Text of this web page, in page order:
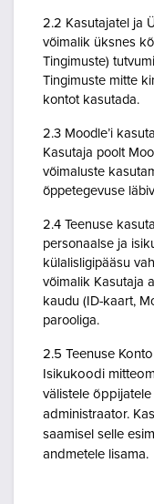
2.2 Kasutajatel ja
võimalik üksnes
Tingimuste)
Tingimuste mitte
kontot kasutada.
2.3 Moodle’i
Kasutaja poolt
võimaluste
õppetegevuse
2.4 Teenuse
personaalse ja
külalisligipääsu
võimalik Kasutaja
kaudu (ID-kaart,
parooliga.
2.5 Teenuse
Isikukoodi
välistele
administraator.
saamisel selle
andmetele lisama.